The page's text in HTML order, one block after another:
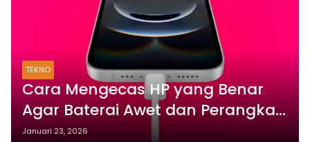
TEKNO
Cara Mengecas HP yang Benar
Agar Baterai Awet dan Perangkat
Tidak Cepat Rusak
Januari 23, 2026